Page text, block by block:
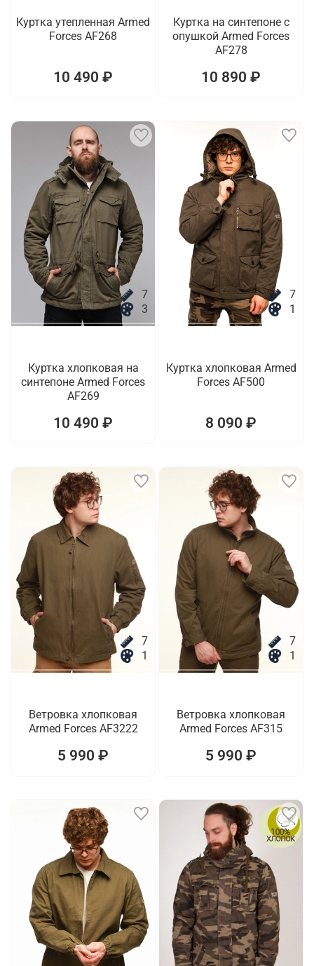
Куртка утепленная Armed
Forces AF268
10 490 ₽
Куртка на синтепоне с
опушкой Armed Forces
AF278
10 890 ₽
7
3
Куртка хлопковая на
синтепоне Armed Forces
AF269
10 490 ₽
7
1
Куртка хлопковая Armed
Forces AF500
8 090 ₽
7
1
Ветровка хлопковая
Armed Forces AF3222
5 990 ₽
7
1
Ветровка хлопковая
Armed Forces AF315
5 990 ₽